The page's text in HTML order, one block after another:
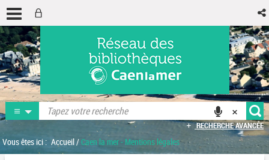
RECHERCHE AVANCÉE
Vous êtes ici : Accueil/Caen la mer - Mentions légales